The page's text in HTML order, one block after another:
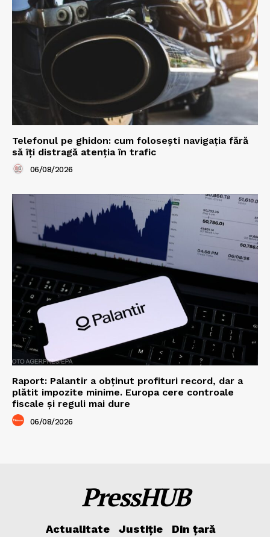
Telefonul pe ghidon: cum folosești navigația fără
să îți distragă atenția în trafic
06/08/2026
Raport: Palantir a obținut profituri record, dar a
plătit impozite minime. Europa cere controale
fiscale și reguli mai dure
06/08/2026
PressHUB
Actualitate Justiție
Din țară